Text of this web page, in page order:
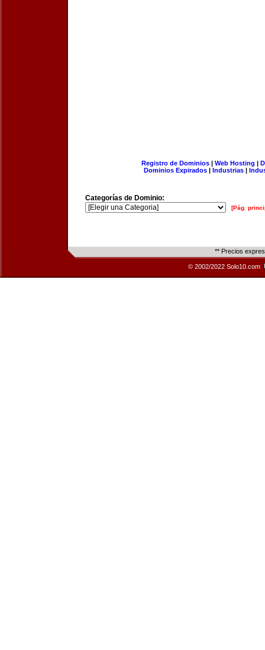
Registro de Dominios| Web Hosting |
Dominios Expirados | Industrias |
Categorías de Dominio:
[Pág.
** Precios
© 2002/2022 Solo10.com